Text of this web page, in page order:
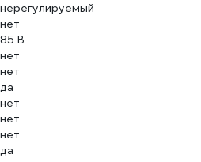
нерегулируемый
нет
85 В
нет
нет
да
нет
нет
нет
да